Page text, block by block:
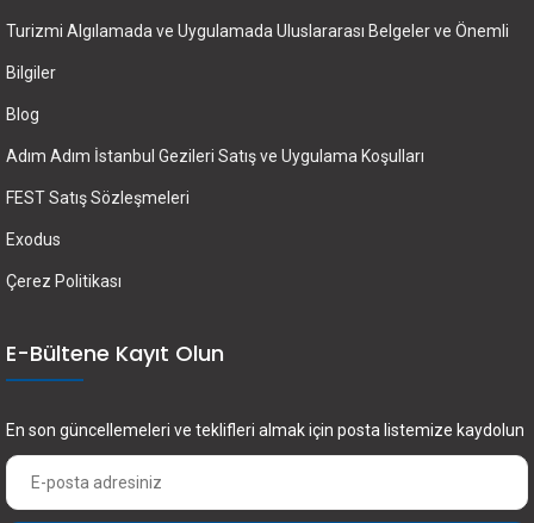
Turizmi Algılamada ve Uygulamada Uluslararası Belgeler ve Önemli
Bilgiler
Blog
Adım Adım İstanbul Gezileri Satış ve Uygulama Koşulları
FEST Satış Sözleşmeleri
Exodus
Çerez Politikası
E-Bültene Kayıt Olun
En son güncellemeleri ve teklifleri almak için posta listemize kaydolun